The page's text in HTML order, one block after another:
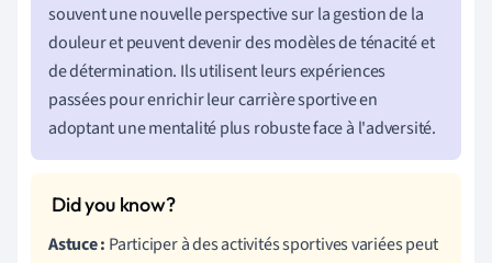
souvent une nouvelle perspective sur la gestion de la
douleur et peuvent devenir des modèles de ténacité et
de détermination. Ils utilisent leurs expériences
passées pour enrichir leur carrière sportive en
adoptant une mentalité plus robuste face à l'adversité.
Astuce : Participer à des activités sportives variées peut